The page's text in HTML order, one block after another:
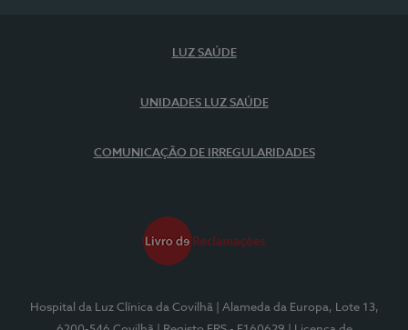
LUZ SAÚDE
UNIDADES LUZ SAÚDE
COMUNICAÇÃO DE IRREGULARIDADES
Hospital da Luz Clínica da Covilhã
| Alameda da Europa, Lote 13,